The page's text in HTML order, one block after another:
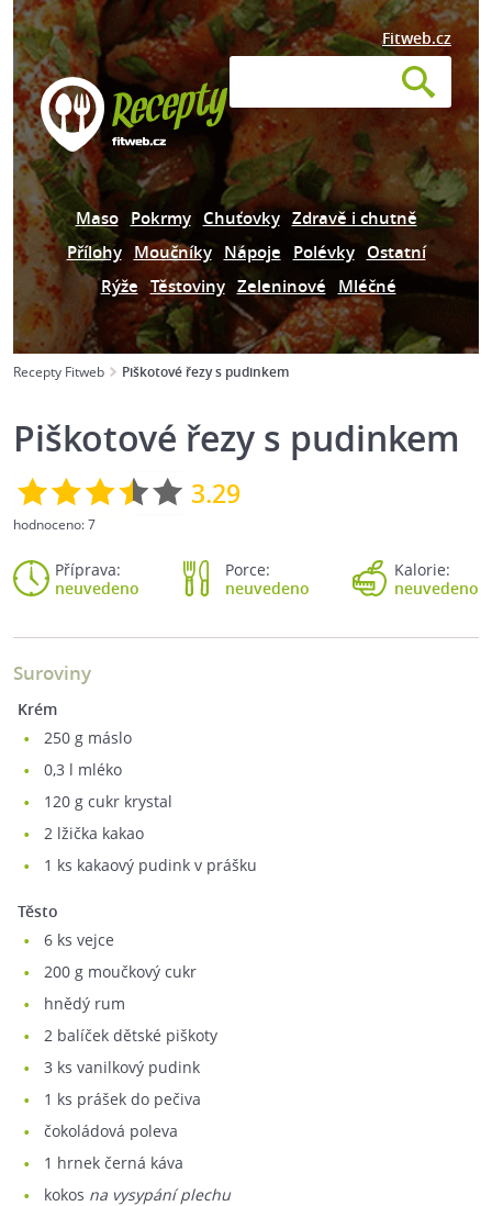
Fitweb.cz
Maso Pokrmy Chuťovky Zdravě i chutně
Přílohy Moučníky Nápoje Polévky Ostatní
Rýže Těstoviny Zeleninové Mléčné
Recepty Fitweb Piškotové řezy s pudinkem
Piškotové řezy s pudinkem
3.29
hodnoceno:7
Příprava:
neuvedeno
Porce:
neuvedeno
Kalorie:
neuvedeno
Suroviny
Krém
250 g máslo
0,3 l mléko
120 g cukr krystal
2 lžička kakao
1 ks kakaový pudink v prášku
Těsto
6 ks vejce
200 g moučkový cukr
hnědý rum
2 balíček dětské piškoty
3 ks vanilkový pudink
1 ks prášek do pečiva
čokoládová poleva
1 hrnek černá káva
kokos na vysypání plechu